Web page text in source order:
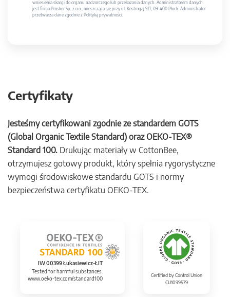
wniesienia skargi do organu nadzorczego lub przekazania danych. Administratorem danych
jest firma Prosker Sp. z o.o., mieszcząca się przy ul. Kostrogaj 9D, 09-400 Płock. Administrator
przetwarza dane zgodnie z Polityką prywatności.
Certyfikaty
Jesteśmy certyfikowani zgodnie ze standardem GOTS
(Global Organic Textile Standard) oraz OEKO-TEX®
Standard 100. Drukując materiały w CottonBee,
otrzymujesz gotowy produkt, który spełnia rygorystyczne
wymogi środowiskowe standardu GOTS i normy
bezpieczeństwa certyfikatu OEKO-TEX.
IW 00399 Łukasiewicz-ŁIT
Tested for harmful substances.
www.oeko-tex.com/standard100
Certified by Control Union
CU1099579